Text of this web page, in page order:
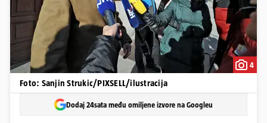
4
Foto: Sanjin Strukic/PIXSELL/ilustracija
Dodaj 24sata među omiljene izvore na Googleu